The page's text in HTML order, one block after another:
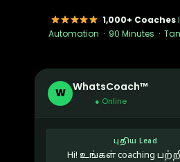
1,000+ Coaches
Automation · 90 Minutes ·
W WhatsCoach™
● Online
புதிய Lead
Hi! உங்கள் coaching